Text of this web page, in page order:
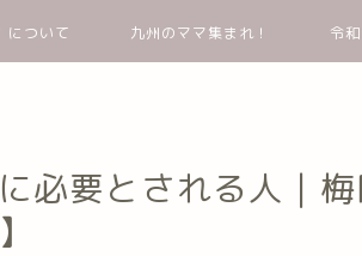
について 九州のママ集まれ！ 令
必要とされる人｜